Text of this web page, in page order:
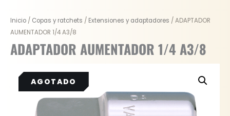
Inicio / Copas y ratchets / Extensiones y adaptadores / ADAPTADOR
AUMENTADOR 1/4 A3/8
ADAPTADOR AUMENTADOR 1/4 A3/8